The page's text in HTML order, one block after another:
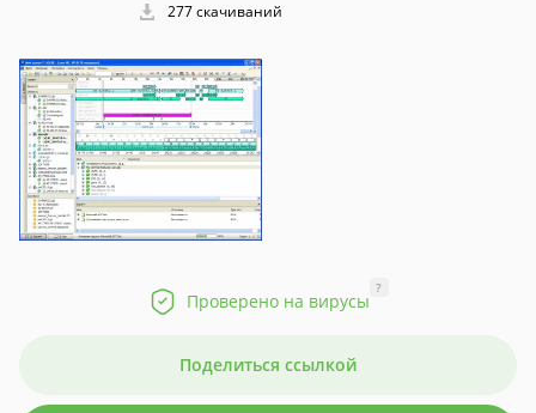
277 скачиваний
Проверено на вирусы
?
Поделиться ссылкой